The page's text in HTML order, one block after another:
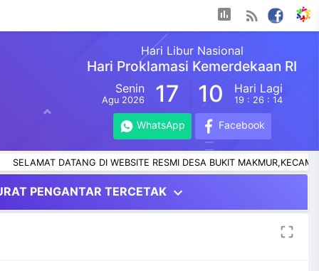
assessment rss_feed
Hari Libur Nasional
Hari Proklamasi Kemerdekaan RI
Senin
Agu 2026 17 10 Hari Lagi
19 : 26 : 13
WhatsApp Facebook
DATANG DI WEBSITE RESMI DESA BUKIT MAKMUR,KECAMATAN
PENGANTAR TERCETAK expand_more
crop_free